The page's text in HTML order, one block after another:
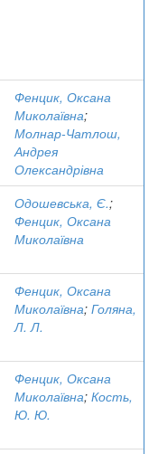
Фенцик, Оксана
Миколаївна;
Молнар-Чатлош,
Андрея
Олександрівна
Одошевська, Є.;
Фенцик, Оксана
Миколаївна
Фенцик, Оксана
Миколаївна; Голяна,
Л. Л.
Фенцик, Оксана
Миколаївна; Кость,
Ю. Ю.